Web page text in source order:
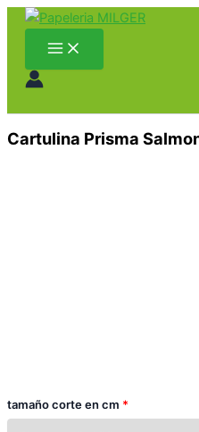
Ir
contenido
Main
Menu
Cartulina Prisma
tamaño corte en cm *
Cartulina
Prisma
Salmone
cantidad